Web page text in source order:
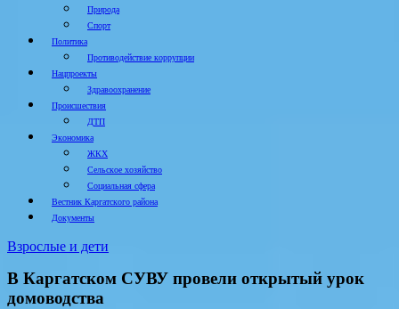
Природа
Спорт
Политика
Противодействие коррупции
Нацпроекты
Здравоохранение
Происшествия
ДТП
Экономика
ЖКХ
Сельское хозяйство
Социальная сфера
Вестник Каргатского района
Документы
Взрослые и дети
В Каргатском СУВУ провели открытый урок
домоводства